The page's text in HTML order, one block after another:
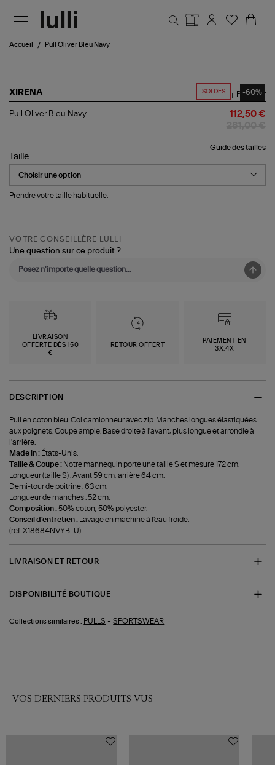
Accueil Pull Oliver Bleu Navy
SOLDES -60%
XIRENA
Pull
Partager
Pull Oliver Bleu Navy 112,50 €
Guide des tailles
Taille
Prendre votre taille habituelle.
VOTRE CONSEILLÈRE LULLI
Une question sur ce produit ?
LIVRAISON
OFFERTE DÈS 150
€
RETOUR OFFERT
PAIEMENT EN
3X,4X
DESCRIPTION
Pull en coton bleu. Col camionneur avec zip. Manches longues élastiquées
aux poignets. Coupe ample. Base droite à l'avant, plus longue et arrondie à
l'arrière.
Made in : États-Unis.
Taille & Coupe : Notre mannequin porte une taille S et mesure 172 cm.
Longueur (taille S) : Avant 59 cm, arrière 64 cm.
Demi-tour de poitrine : 63 cm.
Longueur de manches : 52 cm.
Composition :50% coton, 50% polyester.
Conseil d'entretien :
Lavage en machine à l'eau froide.
(ref-X18684NVYBLU)
LIVRAISON ET RETOUR
DISPONIBILITÉ BOUTIQUE
Collections similaires : PULLS -SPORTSWEAR
VOS DERNIERS PRODUITS VUS